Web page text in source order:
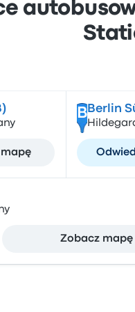
B Berlin
Zobacz mapę